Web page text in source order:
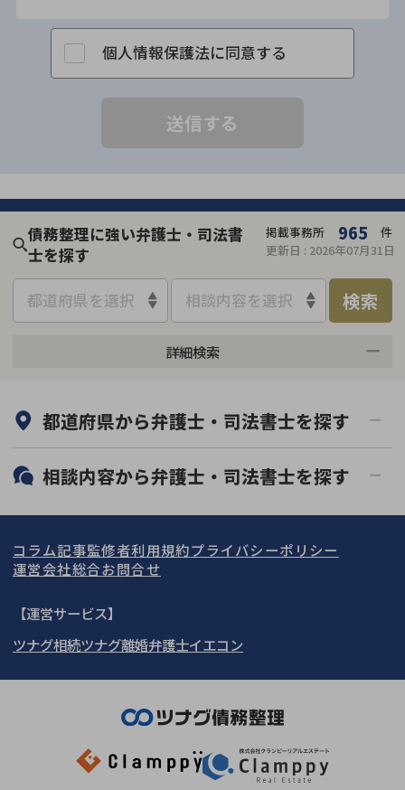
個人情報保護法に同意する
債務整理に強い弁護士・司法書
士を探す
掲載事務所 965
件
更新日 : 2026年07月31日
都道府県を選択 相談内容を選択 検索
詳細検索
初回相談無料
土日祝の相談可能
都道府県から弁護士・司法書士を探す
北海道・東北
北海道 青森県
岩手県 宮城県
秋田県
福島県
関東
東京都 神奈川県
埼玉県
茨城県 群馬県
東海
愛知県
岐阜県 山梨県
関西
大阪府 京都府
奈良県
和歌山県
北陸・甲信越
石川県
富山県
岡山県
九州・沖縄
相談内容から弁護士・司法書士を探す
任意整理
個人再生
会社破産・法人破産
消費者金融・サラ金
カードローン・クレジッ
ト会社
奨学金
コラム記事監修者利用規約プライバシーポリシー
運営会社総合お問合せ
【運営サービス】
ツナグ相続ツナグ離婚弁護士イエコン